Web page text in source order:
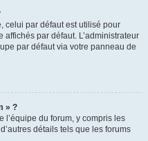
celui par défaut est utilisé pour
par défaut. L’administrateur
par défaut via votre panneau de
» ?
l’équipe du forum, y compris les
détails tels que les forums